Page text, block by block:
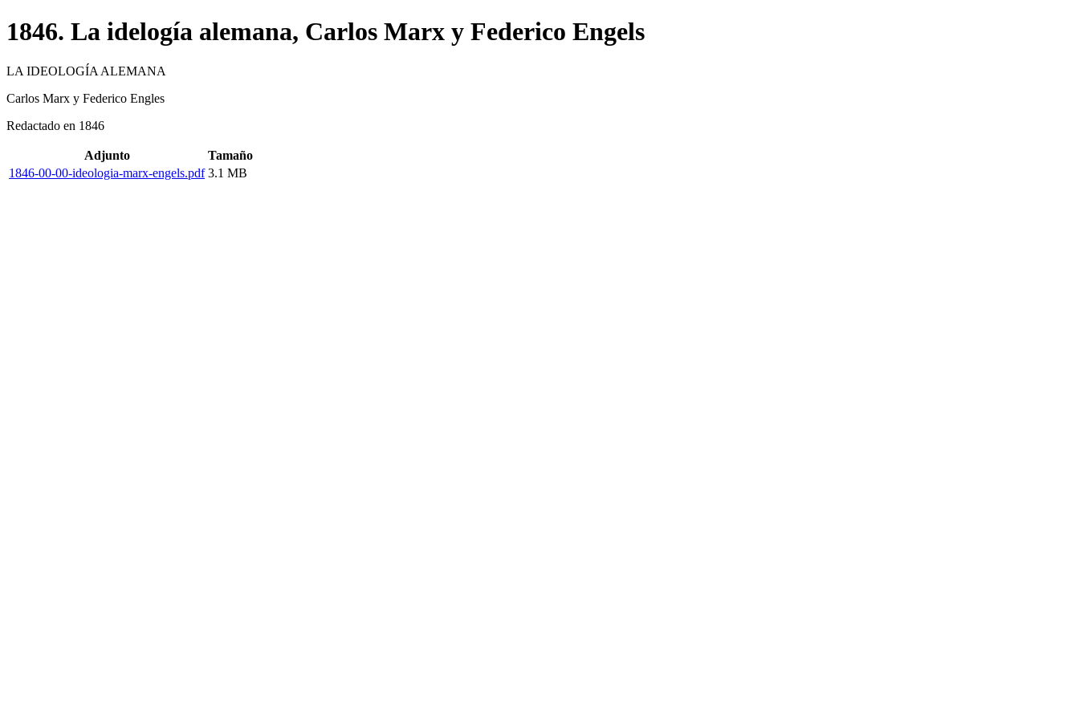
1846. La idelogía alemana, Carlos Marx y Federico Engels
LA IDEOLOGÍA ALEMANA
Carlos Marx y Federico Engles
Redactado en 1846
Adjunto
Tamaño
1846-00-00-ideologia-marx-engels.pdf 3.1 MB